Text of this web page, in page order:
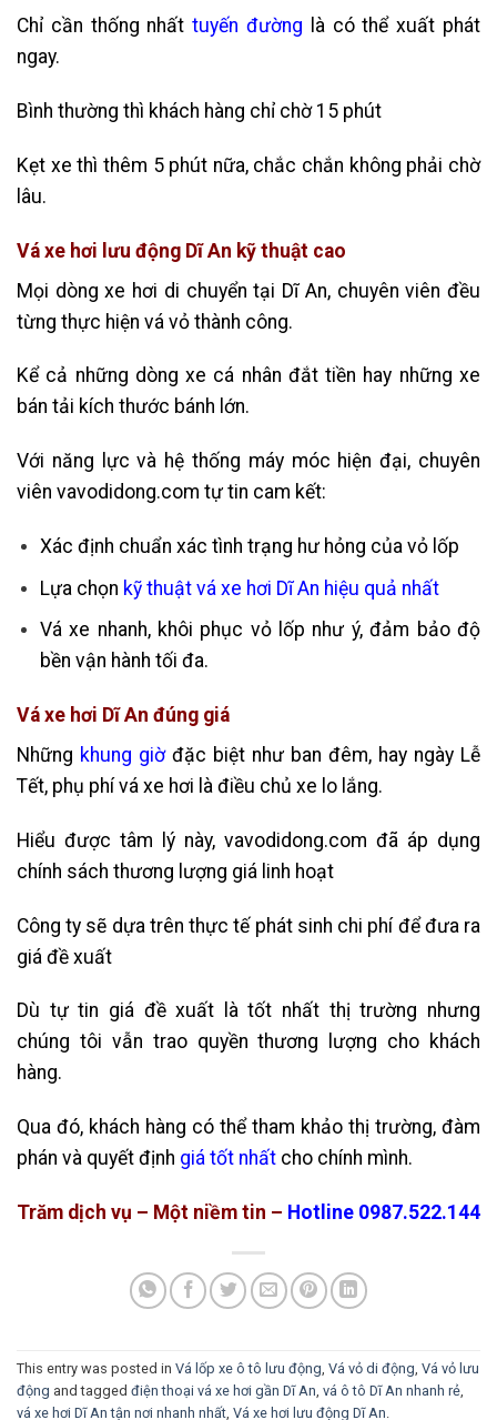
Chỉ cần thống nhấttuyến đường là có thể xuất phát
ngay.
Bình thường thì khách hàng chỉ chờ 15 phút
Kẹt xe thì thêm 5 phút nữa, chắc chắn không phải chờ
lâu.
Vá xe hơi lưu động Dĩ An kỹ thuật cao
Mọi dòng xe hơi di chuyển tại Dĩ An, chuyên viên đều
từng thực hiện vá vỏ thành công.
Kể cả những dòng xe cá nhân đắt tiền hay những xe
bán tải kích thước bánh lớn.
Với năng lực và hệ thống máy móc hiện đại, chuyên
viên vavodidong.com tự tin cam kết:
Xác định chuẩn xác tình trạng hư hỏng của vỏ lốp
Lựa chọn kỹ thuật vá xe hơi Dĩ An hiệu quả nhất
Vá xe nhanh, khôi phục vỏ lốp như ý, đảm bảo độ
bền vận hành tối đa.
Vá xe hơi Dĩ An đúng giá
Những khung giờđặc biệt như ban đêm, hay ngày Lễ
Tết, phụ phí vá xe hơi là điều chủ xe lo lắng.
Hiểu được tâm lý này, vavodidong.com đã áp dụng
chính sách thương lượng giá linh hoạt
Công ty sẽ dựa trên thực tế phát sinh chi phí để đưa ra
giá đề xuất
Dù tự tin giá đề xuất là tốt nhất thị trường nhưng
chúng tôi vẫn trao quyền thương lượng cho khách
hàng.
Qua đó, khách hàng có thể tham khảo thị trường, đàm
phán và quyết định giá tốt nhất cho chính mình.
Trăm dịch vụ – Một niềm tin – Hotline 0987.522.144
This entry was posted in Vá lốp xe ô tô lưu động, Vá vỏ di động, Vá vỏ lưu
động and tagged điện thoại vá xe hơi gần Dĩ An, vá ô tô Dĩ An nhanh rẻ,
vá xe hơi Dĩ An tận nơi nhanh nhất, Vá xe hơi lưu động Dĩ An.